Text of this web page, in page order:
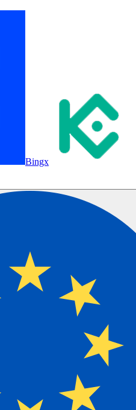
Bingx